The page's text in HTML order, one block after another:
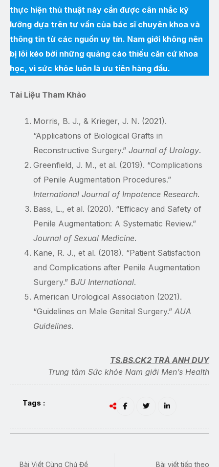
thực hiện thủ thuật này cần được cân nhắc kỹ
lưỡng dựa trên tư vấn của bác sĩ chuyên khoa và
thông tin từ các nguồn uy tín. Nam giới không nên
bị lôi kéo bởi những quảng cáo thiếu căn cứ khoa
học, vì sức khỏe luôn là ưu tiên hàng đầu.
Tài Liệu Tham Khảo
Morris, B. J., & Krieger, J. N. (2021).
“Applications of Biological Grafts in
Reconstructive Surgery.” Journal of Urology.
Greenfield, J. M., et al. (2019). “Complications
of Penile Augmentation Procedures.”
International Journal of Impotence Research.
Bass, L., et al. (2020). “Efficacy and Safety of
Penile Augmentation: A Systematic Review.”
Journal of Sexual Medicine.
Kane, R. J., et al. (2018). “Patient Satisfaction
and Complications after Penile Augmentation
Surgery.” BJU International.
American Urological Association (2021).
“Guidelines on Male Genital Surgery.” AUA
Guidelines.
TS.BS.CK2 TRÀ ANH DUY
Trung tâm Sức khỏe Nam giới Men’s Health
Tags :
Bài Viết Cùng Chủ Đề Bài viết tiếp theo